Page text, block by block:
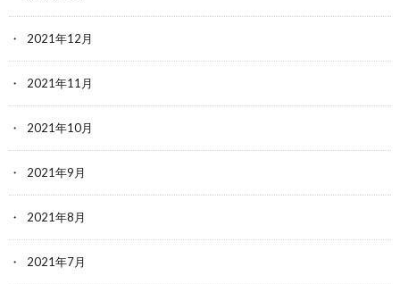
2021年12月
2021年11月
2021年10月
2021年9月
2021年8月
2021年7月